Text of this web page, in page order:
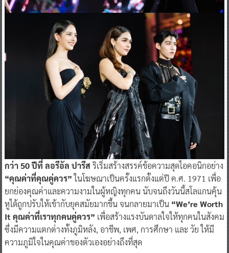
กว่า 50 ปีที่ ลอรีอัล ปารีส ริเริ่มสร้างสรรค์ข้อความสุดไอคอนิกอย่าง
“คุณค่าที่คุณคู่ควร”ในโฆษณาเป็นครั้งแรกตั้งแต่ปี ค.ศ. 1971 เพื่อ
ยกย่องคุณค่าและความงามในผู้หญิงทุกคน นับจนถึงวันนี้สโลแกนคุ้น
หูได้ถูกปรับให้เข้ากับยุคสมัยมากขึ้น จนกลายมาเป็น “We’re Worth
It คุณค่าที่เราทุกคนคู่ควร” เพื่อสร้างแรงบันดาลใจให้ทุกคนในสังคม
ซึ่งมีความแตกต่างทั้งภูมิหลัง, อาชีพ, เพศ, การศึกษา และ วัย ให้มี
ความภูมิใจในคุณค่าของตัวเองอย่างถึงที่สุด